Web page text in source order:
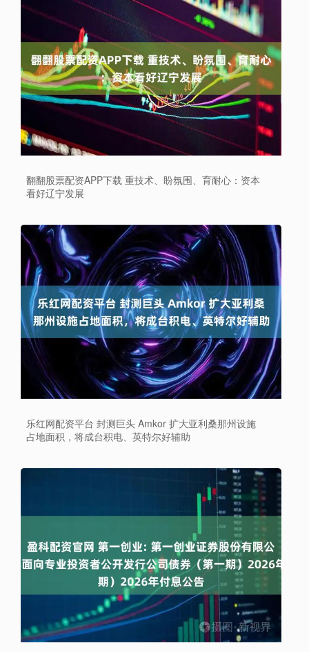
翻翻股票配资APP下载 重技术、盼氛围、育耐心：资本
看好辽宁发展
乐红网配资平台 封测巨头 Amkor 扩大亚利桑那州设施
占地面积，将成台积电、英特尔好辅助